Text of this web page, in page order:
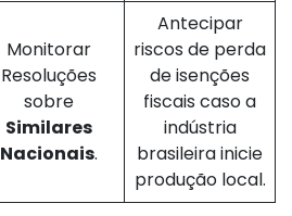
Monitorar
Resoluções
sobre
Similares
Nacionais.
Antecipar
riscos de perda
de isenções
fiscais caso a
indústria
brasileira inicie
produção local.